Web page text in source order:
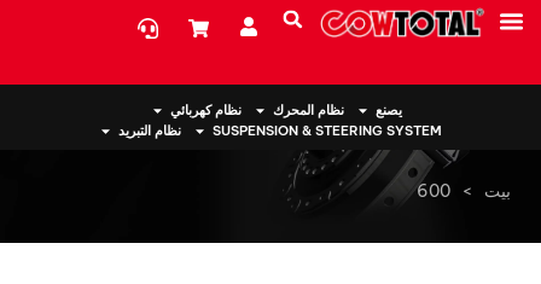
يصنع نظام المحرك
نظام كهربائي
SUSPENSION & STEERING SYSTEM
نظام التبريد
بيت >
600